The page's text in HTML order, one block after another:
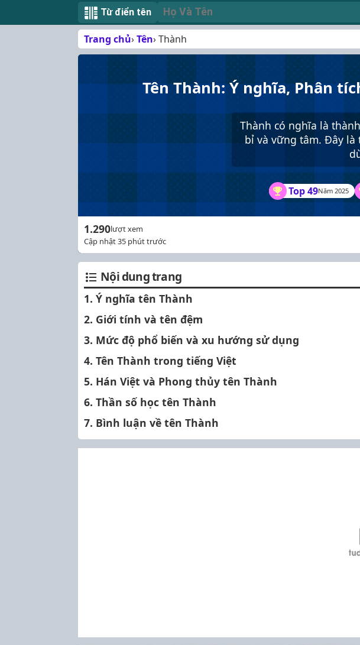
Từ điển tên
Trang chủ Tên Thành
Tên Thành: Ý nghĩa, Phân
Thành có nghĩa là
bỉ và vững tâm. Đây là
Top 49Năm 2025
1.290lượt xem
Cập nhật 35 phút trước
Nội dung trang
1. Ý nghĩa tên Thành
2. Giới tính và tên đệm
3. Mức độ phổ biến và xu hướng sử dụng
4. Tên Thành trong tiếng Việt
5. Hán Việt và Phong thủy tên Thành
6. Thần số học tên Thành
7. Bình luận về tên Thành